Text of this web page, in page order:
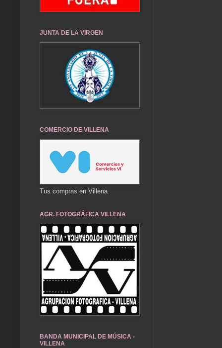
JUNTA DE LA VIRGEN
COMERCIO DE VILLENA
Tus compras en Villena
AGR. FOTOGRÁFICA VILLENA
BANDA MUNICIPAL DE MÚSICA -
VILLENA